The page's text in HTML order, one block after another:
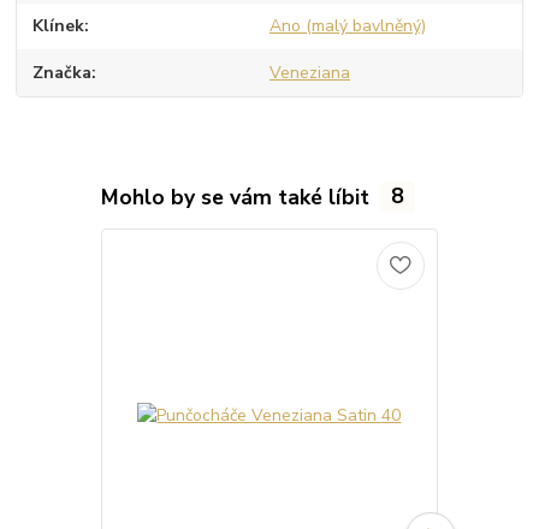
Klínek Ano (malý bavlněný)
Značka Veneziana
Mohlo by se vám také líbit 8